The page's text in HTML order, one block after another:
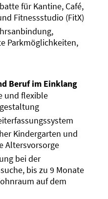
für Kantine, Café,
Fitnessstudio (FitX)
Parkmöglichkeiten,
Beruf im Einklang
und flexible
Kindergarten und
Altersvorsorge
bei der
bis zu 9 Monate
auf dem